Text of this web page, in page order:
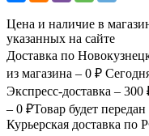
Цена и наличие в
указанных на сайте
Доставка по
из магазина – 0 ₽
Экспресс-доставка – 300
– 0 ₽Товар будет
Курьерская доставка по